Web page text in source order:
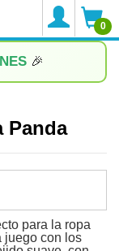
0
🎉
Panda
para la ropa
juego con los